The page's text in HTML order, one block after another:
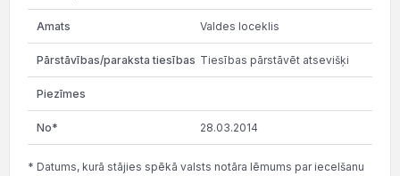
Valdes loceklis
Tiesības pārstāvēt atsevišķi
28.03.2014
* Datums, kurā stājies spēkā valsts notāra lēmums par iecelšanu